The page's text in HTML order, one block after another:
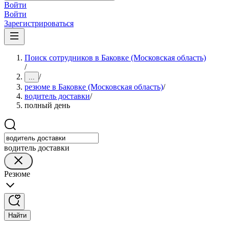
Войти
Войти
Зарегистрироваться
Поиск сотрудников в Баковке (Московская область)
/
... /
резюме в Баковке (Московская область)/
водитель доставки/
полный день
водитель доставки
Резюме
Найти